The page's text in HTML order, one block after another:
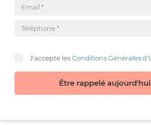
J'accepte lesConditions Générales
Être rappelé aujourd'hui